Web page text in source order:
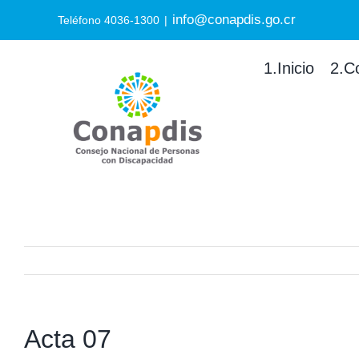
Teléfono 4036-1300 | info@conapdis.go.cr
Search
for:
1.Inicio
Acta 07